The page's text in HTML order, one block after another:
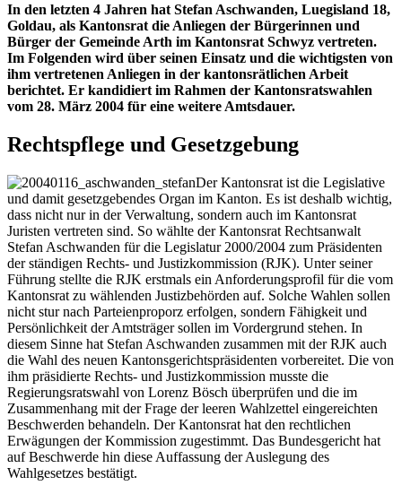
In den letzten 4 Jahren hat Stefan Aschwanden, Luegisland 18,
Goldau, als Kantonsrat die Anliegen der Bürgerinnen und
Bürger der Gemeinde Arth im Kantonsrat Schwyz vertreten.
Im Folgenden wird über seinen Einsatz und die wichtigsten von
ihm vertretenen Anliegen in der kantonsrätlichen Arbeit
berichtet. Er kandidiert im Rahmen der Kantonsratswahlen
vom 28. März 2004 für eine weitere Amtsdauer.
Rechtspflege und Gesetzgebung
Der Kantonsrat ist die Legislative
und damit gesetzgebendes Organ im Kanton. Es ist deshalb wichtig,
dass nicht nur in der Verwaltung, sondern auch im Kantonsrat
Juristen vertreten sind. So wählte der Kantonsrat Rechtsanwalt
Stefan Aschwanden für die Legislatur 2000/2004 zum Präsidenten
der ständigen Rechts- und Justizkommission (RJK). Unter seiner
Führung stellte die RJK erstmals ein Anforderungsprofil für die vom
Kantonsrat zu wählenden Justizbehörden auf. Solche Wahlen sollen
nicht stur nach Parteienproporz erfolgen, sondern Fähigkeit und
Persönlichkeit der Amtsträger sollen im Vordergrund stehen. In
diesem Sinne hat Stefan Aschwanden zusammen mit der RJK auch
die Wahl des neuen Kantonsgerichtspräsidenten vorbereitet. Die von
ihm präsidierte Rechts- und Justizkommission musste die
Regierungsratswahl von Lorenz Bösch überprüfen und die im
Zusammenhang mit der Frage der leeren Wahlzettel eingereichten
Beschwerden behandeln. Der Kantonsrat hat den rechtlichen
Erwägungen der Kommission zugestimmt. Das Bundesgericht hat
auf Beschwerde hin diese Auffassung der Auslegung des
Wahlgesetzes bestätigt.